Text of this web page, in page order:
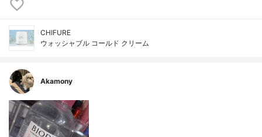
CHIFURE
ウォッシャブル コールド クリーム
Akamony